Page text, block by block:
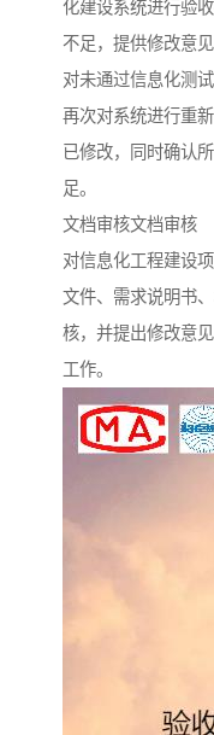
化建设系统进行验
不足，提供修改意
对未通过信息化测
再次对系统进行重
已修改，同时确认
足。
文档审核文档审核
对信息化工程建设
文件、需求说明书
核，并提出修改意
工作。